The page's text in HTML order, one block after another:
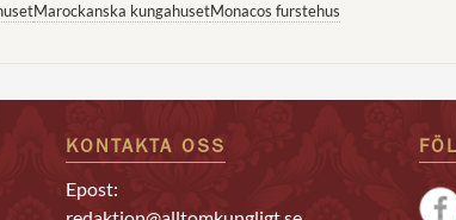
Marockanska kungahusetMonacos furstehus
KONTAKTA OSS
Epost: